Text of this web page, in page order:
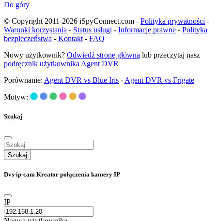
Do góry
© Copyright 2011-2026 iSpyConnect.com - Polityka prywatności -
Warunki korzystania - Status usługi - Informacje prawne - Polityka
bezpieczeństwa - Kontakt - FAQ
Nowy użytkownik? Odwiedź stronę główną lub przeczytaj nasz
podręcznik użytkownika Agent DVR
Porównanie: Agent DVR vs Blue Iris · Agent DVR vs Frigate
Motyw:
Szukaj
Szukaj
Dvs-ip-cam Kreator połączenia kamery IP
IP